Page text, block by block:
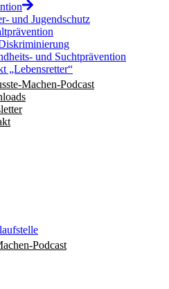
und Jugendschutz
und Suchtprävention
„Lebensretter“
Machen-Podcast
Podcast